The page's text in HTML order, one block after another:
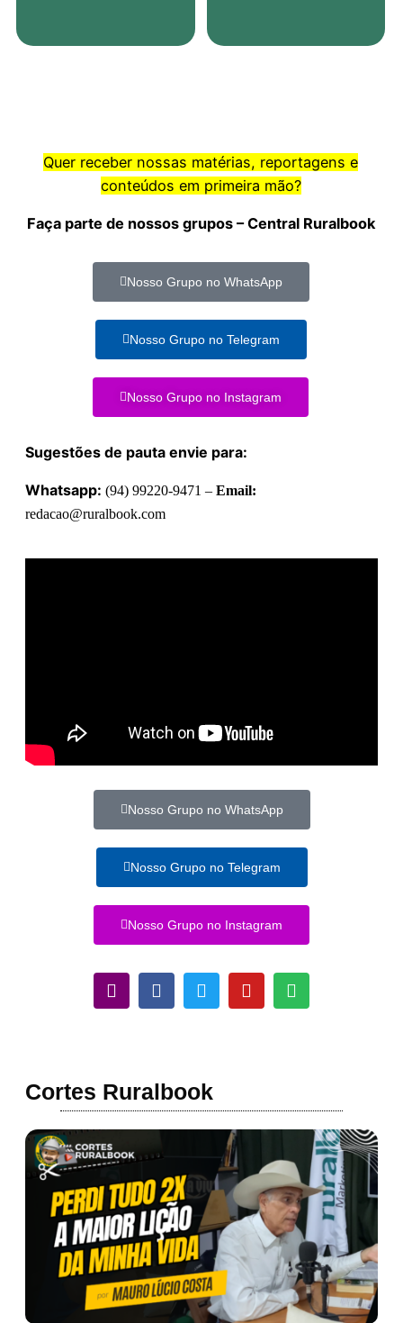
Quer receber nossas matérias, reportagens e
conteúdos em primeira mão?
Faça parte de nossos grupos – Central Ruralbook
Nosso Grupo no WhatsApp
Nosso Grupo no Telegram
Nosso Grupo no Instagram
Sugestões de pauta envie para:
Whatsapp: (94) 99220-9471 – Email:
redacao@ruralbook.com
Nosso Grupo no WhatsApp
Nosso Grupo no Telegram
Nosso Grupo no Instagram
Cortes Ruralbook